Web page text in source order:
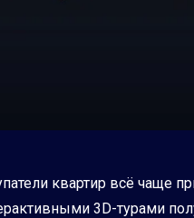
квартир всё чаще
3D-турами